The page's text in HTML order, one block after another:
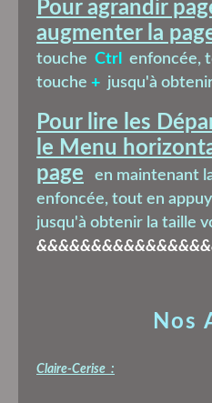
Nos
Claire-Cerise :
Pour agrandir
augmenter la
touche Ctrl
enfoncée,
touche + jusqu'à
Pour lire les
le Menu
page
en maintenant
enfoncée, tout en
jusqu'à obtenir la taille